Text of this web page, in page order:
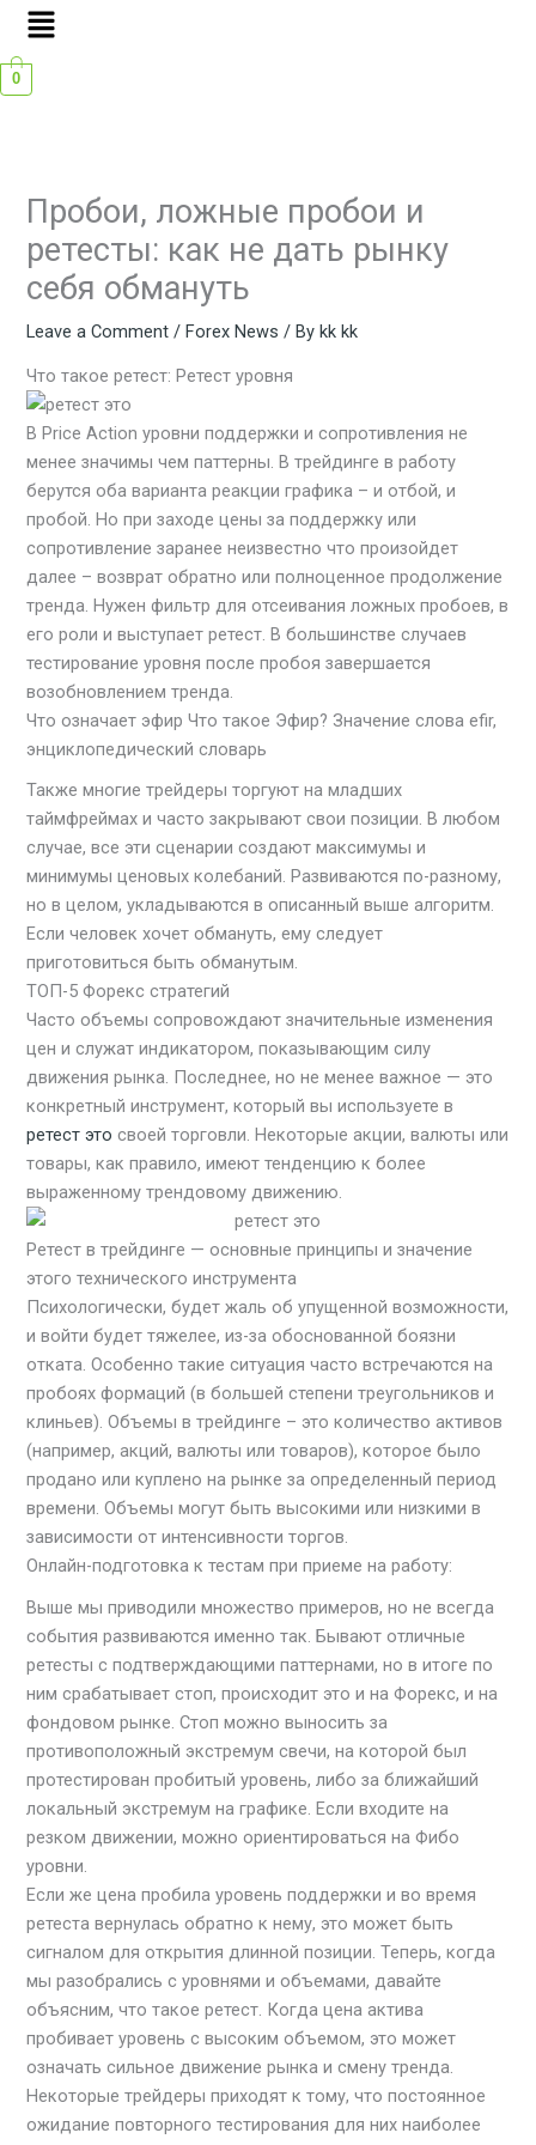
Skip
content
Menu
0
Пробои, ложные пробои и
ретесты: как не дать рынку
себя обмануть
Leave a Comment /Forex News / Bykk kk
Что такое ретест: Ретест уровня
В Price Action уровни поддержки и сопротивления не
менее значимы чем паттерны. В трейдинге в работу
берутся оба варианта реакции графика – и отбой, и
пробой. Но при заходе цены за поддержку или
сопротивление заранее неизвестно что произойдет
далее – возврат обратно или полноценное продолжение
тренда. Нужен фильтр для отсеивания ложных пробоев, в
его роли и выступает ретест. В большинстве случаев
тестирование уровня после пробоя завершается
возобновлением тренда.
Что означает эфир Что такое Эфир? Значение слова efir,
энциклопедический словарь
Также многие трейдеры торгуют на младших
таймфреймах и часто закрывают свои позиции. В любом
случае, все эти сценарии создают максимумы и
минимумы ценовых колебаний. Развиваются по-разному,
но в целом, укладываются в описанный выше алгоритм.
Если человек хочет обмануть, ему следует
приготовиться быть обманутым.
ТОП-5 Форекс стратегий
Часто объемы сопровождают значительные изменения
цен и служат индикатором, показывающим силу
движения рынка. Последнее, но не менее важное — это
конкретный инструмент, который вы используете в
ретест это своей торговли. Некоторые акции, валюты или
товары, как правило, имеют тенденцию к более
выраженному трендовому движению.
Ретест в трейдинге — основные принципы и значение
этого технического инструмента
Психологически, будет жаль об упущенной возможности,
и войти будет тяжелее, из-за обоснованной боязни
отката. Особенно такие ситуация часто встречаются на
пробоях формаций (в большей степени треугольников и
клиньев). Объемы в трейдинге – это количество активов
(например, акций, валюты или товаров), которое было
продано или куплено на рынке за определенный период
времени. Объемы могут быть высокими или низкими в
зависимости от интенсивности торгов.
Онлайн-подготовка к тестам при приеме на работу:
Выше мы приводили множество примеров, но не всегда
события развиваются именно так. Бывают отличные
ретесты с подтверждающими паттернами, но в итоге по
ним срабатывает стоп, происходит это и на Форекс, и на
фондовом рынке. Стоп можно выносить за
противоположный экстремум свечи, на которой был
протестирован пробитый уровень, либо за ближайший
локальный экстремум на графике. Если входите на
резком движении, можно ориентироваться на Фибо
уровни.
Если же цена пробила уровень поддержки и во время
ретеста вернулась обратно к нему, это может быть
сигналом для открытия длинной позиции. Теперь, когда
мы разобрались с уровнями и объемами, давайте
объясним, что такое ретест. Когда цена актива
пробивает уровень с высоким объемом, это может
означать сильное движение рынка и смену тренда.
Некоторые трейдеры приходят к тому, что постоянное
ожидание повторного тестирования для них наиболее